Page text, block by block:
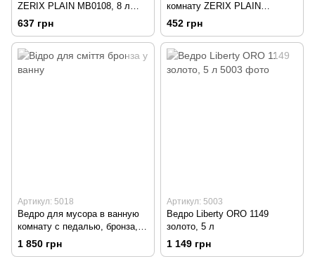
ZERIX PLAIN MB0108, 8 л
хром
637 грн
комнату ZERIX PLAIN
MB0105, 5 л хром
452 грн
Артикул: 5018
Ведро для мусора в ванную
комнату с педалью, бронза, 5
л
1 850 грн
Артикул: 5003
Ведро Liberty ORO 1149
золото, 5 л
1 149 грн